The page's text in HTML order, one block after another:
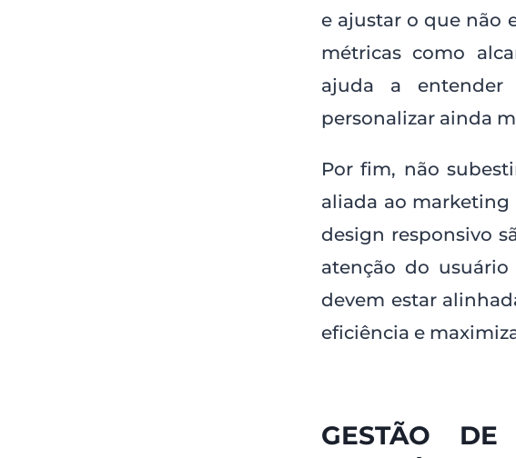
e ajustar o que não
métricas como
ajuda a
personalizar ainda
Por fim, não
aliada ao marketing
design responsivo
atenção do usuário
devem estar
eficiência e
GESTÃO